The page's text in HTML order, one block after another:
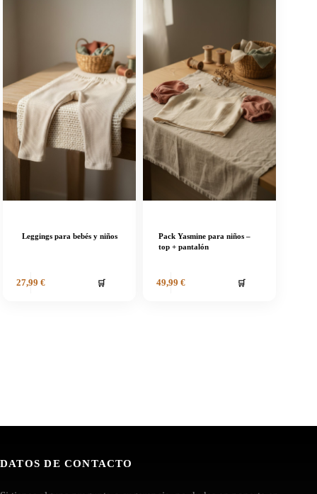
Leggings para bebés y niños
27,99 € 🛒
Pack Yasmine para niños –
top + pantalón
49,99 € 🛒
DATOS DE CONTACTO